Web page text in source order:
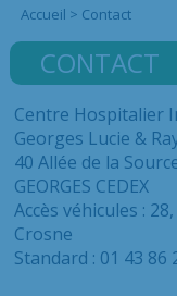
Accueil > Contact
CONTACT
Centre Hospitalier
Georges Lucie &
40 Allée de la
GEORGES CEDEX
Accès véhicules :
Crosne
Standard : 01 43 86